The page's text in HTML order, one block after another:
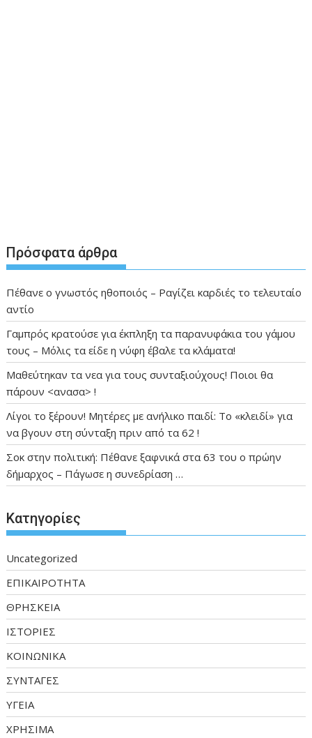
Πρόσφατα άρθρα
Πέθανε ο γνωστός ηθοποιός – Ραγίζει καρδιές το τελευταίο
αντίο
Γαμπρός κρατούσε για έκπληξη τα παρανυφάκια του γάμου
τους – Μόλις τα είδε η νύφη έβαλε τα κλάματα!
Μαθεύτηκαν τα νεα για τους συνταξιούχους! Ποιοι θα
πάρουν <ανασα> !
Λίγοι το ξέρουν! Μητέρες με ανήλικο παιδί: Το «κλειδί» για
να βγουν στη σύνταξη πριν από τα 62 !
Σοκ στην πολιτική: Πέθανε ξαφνικά στα 63 του ο πρώην
δήμαρχος – Πάγωσε η συνεδρίαση …
Kατηγορίες
Uncategorized
ΕΠΙΚΑΙΡΟΤΗΤΑ
ΘΡΗΣΚΕΙΑ
ΙΣΤΟΡΙΕΣ
ΚΟΙΝΩΝΙΚΑ
ΣΥΝΤΑΓΕΣ
ΥΓΕΙΑ
ΧΡΗΣΙΜΑ